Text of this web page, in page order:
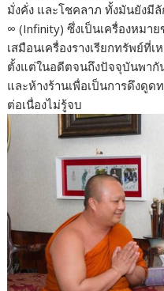
มั่งคั่ง และโชคลาภ ทั้งมันยังมี
∞ (Infinity) ซึ่งเป็นเครื่องหมา
เสมือนเครื่องรางเรียกทรัพย์ที่
ตั้งแต่ในอดีตจนถึงปัจจุบันพา
และห้างร้านเพื่อเป็นการดึงดูด
ต่อเนื่องไม่รู้จบ